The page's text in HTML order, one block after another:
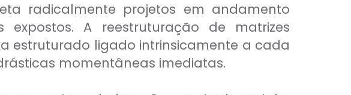
radicalmente projetos em andamento
A reestruturação de matrizes
estruturado ligado intrinsicamente a cada
momentâneas imediatas.